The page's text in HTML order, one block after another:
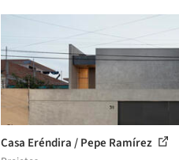
Casa Eréndira / Pepe Ramírez